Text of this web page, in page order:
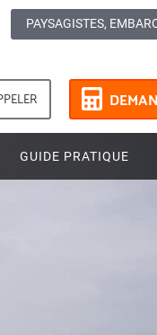
PAYSAGISTES,
GUIDE PRATIQUE